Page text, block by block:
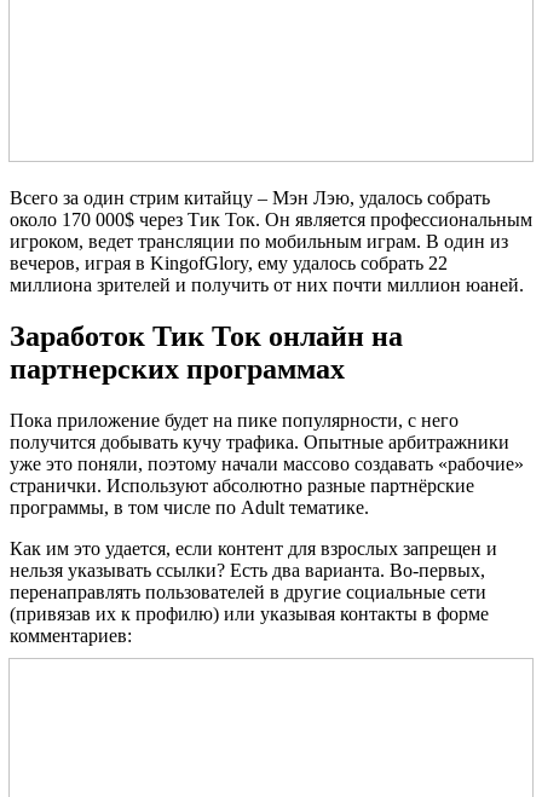
Всего за один стрим китайцу – Мэн Лэю, удалось собрать
около 170 000$ через Тик Ток. Он является профессиональным
игроком, ведет трансляции по мобильным играм. В один из
вечеров, играя в KingofGlory, ему удалось собрать 22
миллиона зрителей и получить от них почти миллион юаней.
Заработок Тик Ток онлайн на
партнерских программах
Пока приложение будет на пике популярности, с него
получится добывать кучу трафика. Опытные арбитражники
уже это поняли, поэтому начали массово создавать «рабочие»
странички. Используют абсолютно разные партнёрские
программы, в том числе по Adult тематике.
Как им это удается, если контент для взрослых запрещен и
нельзя указывать ссылки? Есть два варианта. Во-первых,
перенаправлять пользователей в другие социальные сети
(привязав их к профилю) или указывая контакты в форме
комментариев: